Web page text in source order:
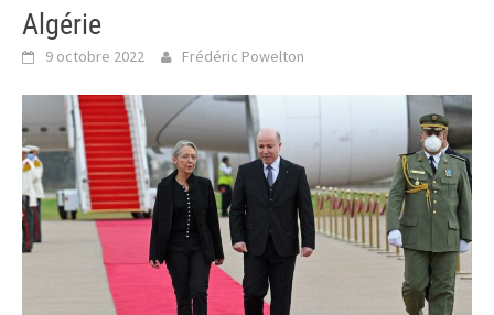
Algérie
9 octobre 2022 Frédéric Powelton